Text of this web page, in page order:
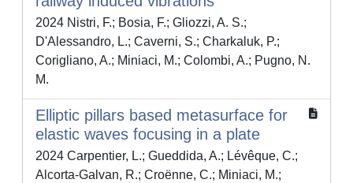
2024 Nistri, F.; Bosia, F.; Gliozzi, A. S.;
D'Alessandro, L.; Caverni, S.; Charkaluk, P.;
Corigliano, A.; Miniaci, M.; Colombi, A.; Pugno, N.
M.
Elliptic pillars based metasurface for
elastic waves focusing in a plate
2024 Carpentier, L.; Gueddida, A.; Lévêque, C.;
Alcorta-Galvan, R.; Croënne, C.; Miniaci, M.;